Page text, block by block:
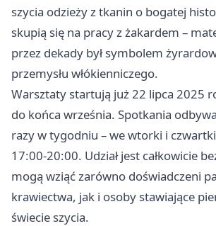
szycia odzieży z tkanin o bogatej
skupią się na pracy z żakardem –
przez dekady był symbolem
przemysłu włókienniczego.
Warsztaty startują już 22 lipca 2025
do końca września. Spotkania
razy w tygodniu – we wtorki i
17:00-20:00. Udział jest całkowicie
mogą wziąć zarówno doświadczeni
krawiectwa, jak i osoby stawiające
świecie szycia.